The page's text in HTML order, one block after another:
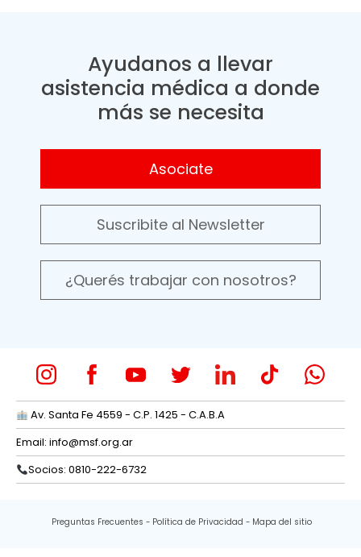
Ayudanos a llevar
asistencia médica a donde
más se necesita
Asociate
Suscribite al Newsletter
¿Querés trabajar con nosotros?
Av. Santa Fe 4559 - C.P. 1425 - C.A.B.A
Email: info@msf.org.ar
Socios: 0810-222-6732
Preguntas Frecuentes Política de Privacidad Mapa del sitio